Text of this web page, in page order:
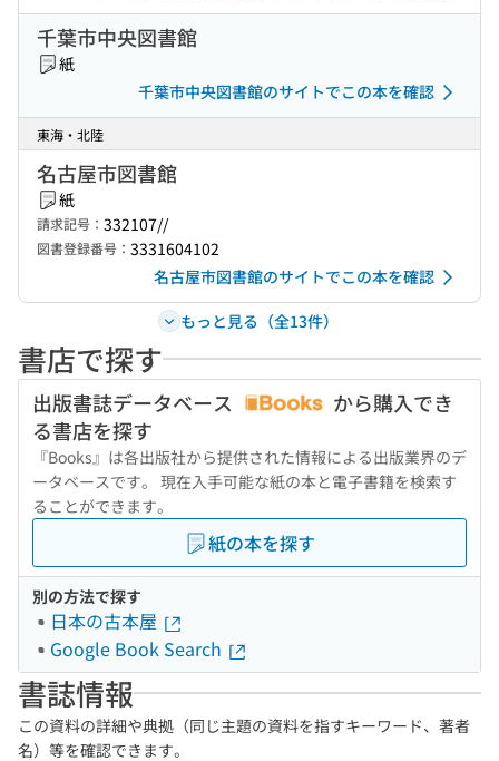
千葉市中央図書館
紙
千葉市中央図書館のサイトでこの本を確認
東海・北陸
名古屋市図書館
紙
請求記号： 332107//
図書登録番号： 3331604102
名古屋市図書館のサイトでこの本を確認
もっと見る（全13件）
書店で探す
出版書誌データベース
から購入でき
る書店を探す
『Books』は各出版社から提供された情報による出版業界のデ
ータベースです。 現在入手可能な紙の本と電子書籍を検索す
ることができます。
紙の本を探す
別の方法で探す
日本の古本屋
Google Book Search
書誌情報
この資料の詳細や典拠（同じ主題の資料を指すキーワード、著者
名）等を確認できます。